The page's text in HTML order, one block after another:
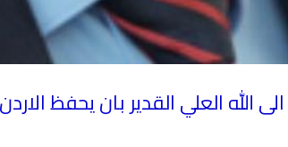
الله العلي القدير بان يحفظ